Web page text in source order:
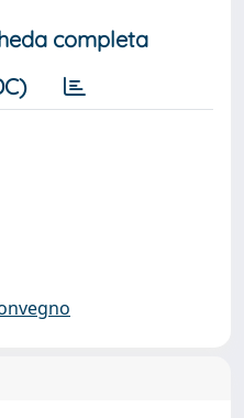
completa